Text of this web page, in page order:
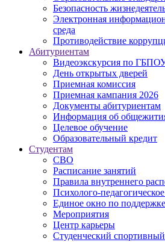
Безопасность
Электронная
среда
Противодействие
Абитуриентам
Видеоэкскурсия по
День открытых дверей
Приемная комиссия
Приемная кампания 2026
Дoкументы абитуриентам
Информация об
Целевое обучение
Образовательный кредит
Студентам
СВО
Расписание занятий
Правила внутреннего
Психолого-
Единое окно по
Мероприятия
Центр карьеры
Студенческий